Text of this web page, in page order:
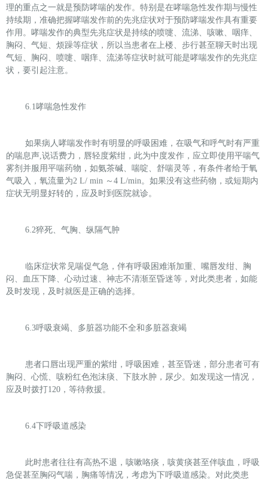
理的重点之一就是预防哮喘的发作。特别是在哮喘急性发作期与慢性
持续期，准确把握哮喘发作前的先兆症状对于预防哮喘发作具有重要
作用。哮喘发作的典型先兆症状是持续的喷嚏、流涕、咳嗽、咽痒、
胸闷、气短、烦躁等症状，所以当患者在上楼、步行甚至聊天时出现
气短、胸闷、喷嚏、咽痒、流涕等症状时就可能是哮喘发作的先兆症
状，要引起注意。
6.1哮喘急性发作
如果病人哮喘发作时有明显的呼吸困难，在吸气和呼气时有严重
的喘息声,说话费力，唇轻度紫绀，此为中度发作，应立即使用平喘气
雾剂并服用平喘药物，如氨茶碱、喘啶、舒喘灵等，有条件者给于氧
气吸入，氧流量为2 L/ min ～ 4 L/min。如果没有这些药物，或短期内
症状无明显好转的，应及时到医院就诊。
6.2猝死、气胸、纵隔气肿
临床症状常见喘促气急，伴有呼吸困难渐加重、嘴唇发绀、胸
闷、血压下降、心动过速、神志不清渐至昏迷等，对此类患者，如能
及时发现，及时就医是正确的选择。
6.3呼吸衰竭、多脏器功能不全和多脏器衰竭
患者口唇出现严重的紫绀，呼吸困难，甚至昏迷，部分患者可有
胸闷、心慌、咳粉红色泡沫痰、下肢水肿，尿少。如发现这一情况，
应及时拨打120 ，等待救援。
6.4下呼吸道感染
此时患者往往有高热不退，咳嗽咯痰，咳黄痰甚至伴咳血，呼吸
急促甚至胸闷气喘，胸痛等情况，考虑为下呼吸道感染。对此类患